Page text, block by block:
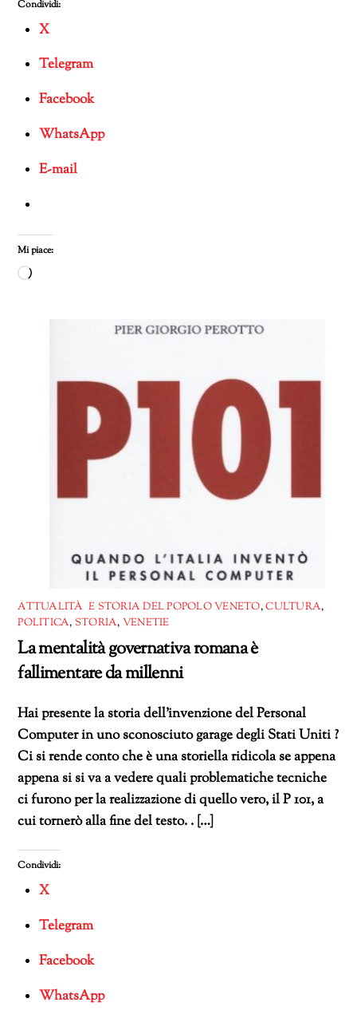
Condividi:
X
Telegram
Facebook
WhatsApp
E-mail
Mi piace:
Caricamento
ATTUALITÀ E STORIA DEL POPOLO VENETO,CULTURA,
POLITICA, STORIA, VENETIE
La mentalità governativa romana è
fallimentare da millenni
Hai presente la storia dell’invenzione del Personal
Computer in uno sconosciuto garage degli Stati Uniti ?
Ci si rende conto che è una storiella ridicola se appena
appena si si va a vedere quali problematiche tecniche
ci furono per la realizzazione di quello vero, il P 101, a
cui tornerò alla fine del testo. . […]
Condividi:
X
Telegram
Facebook
WhatsApp